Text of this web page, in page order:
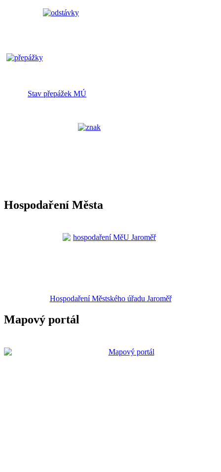
Stav přepážek MÚ
Hospodaření Města
Hospodaření Městského úřadu Jaroměř
Mapový portál